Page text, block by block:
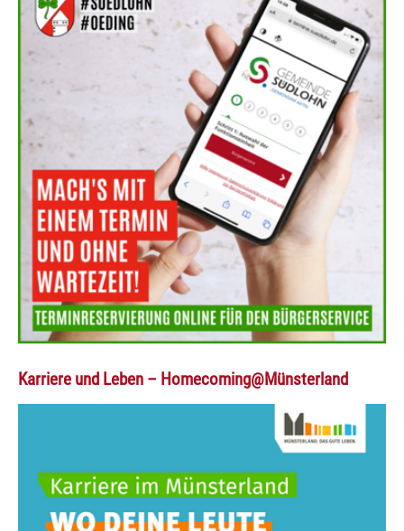
Karriere und Leben – Homecoming@Münsterland